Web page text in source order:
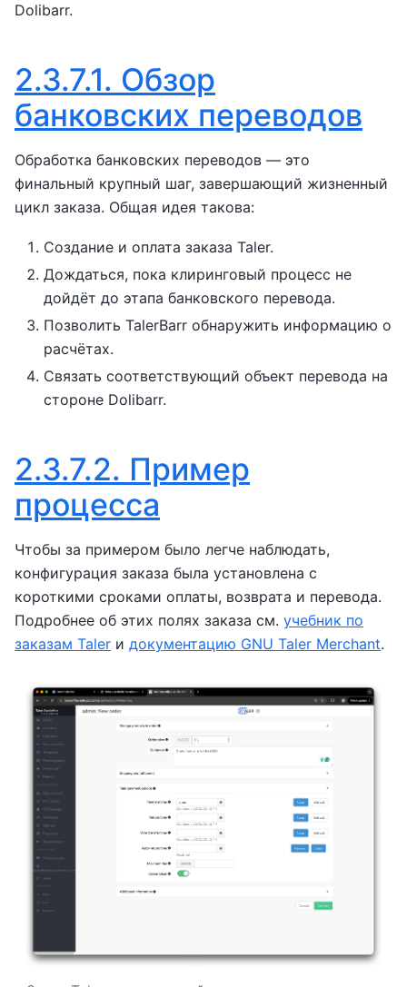
Dolibarr.
2.3.7.1. Обзор
банковских переводов
Обработка банковских переводов — это
финальный крупный шаг, завершающий жизненный
цикл заказа. Общая идея такова:
Создание и оплата заказа Taler.
Дождаться, пока клиринговый процесс не
дойдёт до этапа банковского перевода.
Позволить TalerBarr обнаружить информацию о
расчётах.
Связать соответствующий объект перевода на
стороне Dolibarr.
2.3.7.2. Пример
процесса
Чтобы за примером было легче наблюдать,
конфигурация заказа была установлена с
короткими сроками оплаты, возврата и перевода.
Подробнее об этих полях заказа см. учебник по
заказам Taler и документацию GNU Taler Merchant.